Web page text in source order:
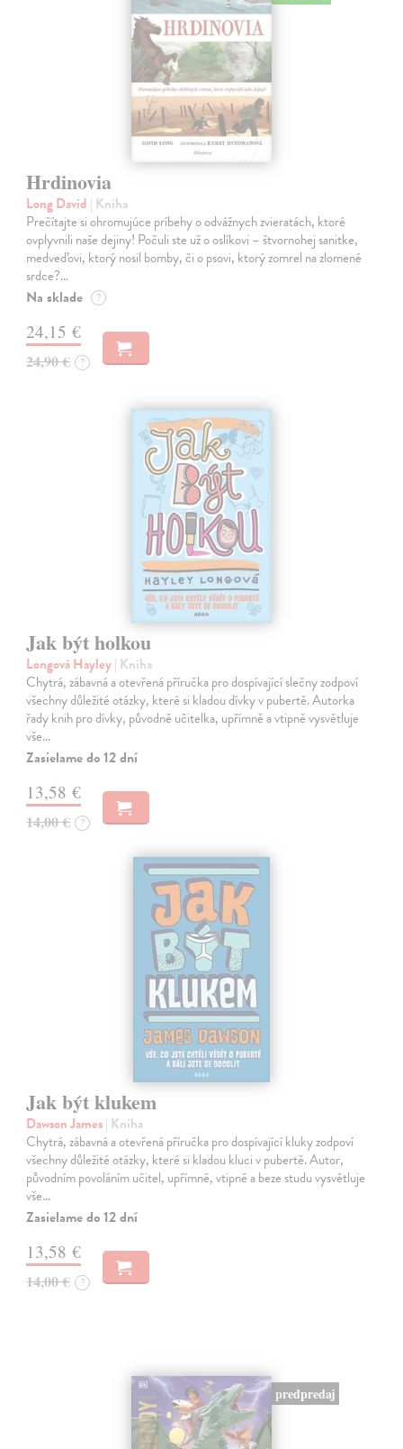
Hrdinovia
Long David | Kniha
Prečítajte si ohromujúce príbehy o odvážnych zvieratách, ktoré
ovplyvnili naše dejiny! Počuli ste už o oslíkovi – štvornohej sanitke,
medveďovi, ktorý nosil bomby, či o psovi, ktorý zomrel na zlomené
srdce?…
Na sklade ?
24,15 €
24,90 € ?
Jak být holkou
Longová Hayley| Kniha
Chytrá, zábavná a otevřená příručka pro dospívající slečny zodpoví
všechny důležité otázky, které si kladou dívky v pubertě. Autorka
řady knih pro dívky, původně učitelka, upřímně a vtipně vysvětluje
vše…
Zasielame do 12 dní
13,58 €
14,00 € ?
Jak být klukem
Dawson James| Kniha
Chytrá, zábavná a otevřená příručka pro dospívající kluky zodpoví
všechny důležité otázky, které si kladou kluci v pubertě. Autor,
původním povoláním učitel, upřímně, vtipně a beze studu vysvětluje
vše…
Zasielame do 12 dní
13,58 €
14,00 € ?
predpredaj